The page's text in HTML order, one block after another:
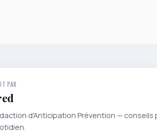
PAR
d'Anticipation Prévention —